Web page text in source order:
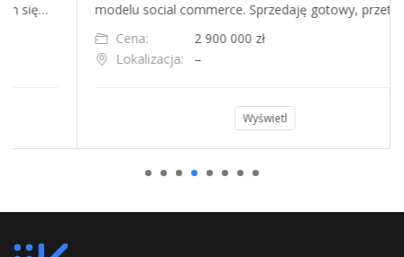
modelu social commerce. Sprzedaję gotowy, przetesto…
2 900 000 zł
Lokalizacja:
–